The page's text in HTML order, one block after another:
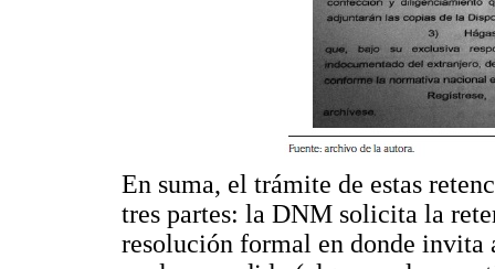
En suma, el trámite de estas
tres partes: la DNM solicita la
resolución formal en donde